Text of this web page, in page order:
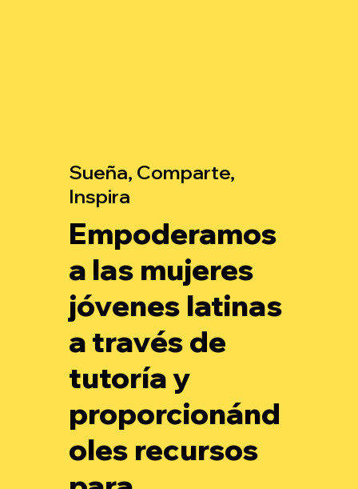
Sueña, Comparte,
Inspira
Empoderamos
a las mujeres
jóvenes latinas
a través de
tutoría y
proporcionánd
oles recursos